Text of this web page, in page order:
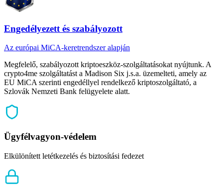
Engedélyezett és szabályozott
Az európai MiCA-keretrendszer alapján
Megfelelő, szabályozott kriptoeszköz-szolgáltatásokat nyújtunk. A
crypto4me szolgáltatást a Madison Six j.s.a. üzemelteti, amely az
EU MiCA szerinti engedéllyel rendelkező kriptoszolgáltató, a
Szlovák Nemzeti Bank felügyelete alatt.
Ügyfélvagyon-védelem
Elkülönített letétkezelés és biztosítási fedezet